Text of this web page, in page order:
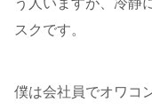
う人いますが、冷静
スクです。
僕は会社員でオワコ